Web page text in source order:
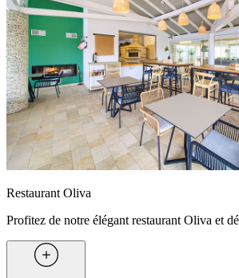
Restaurant Oliva
Profitez de notre élégant restaurant Oliva et